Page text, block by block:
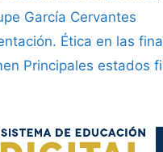
García Cervantes
Ética en las
Principales estados